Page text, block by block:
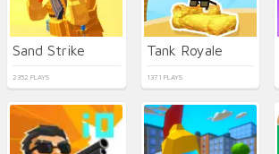
Sand Strike
2352 PLAYS
Tank Royale
1371 PLAYS